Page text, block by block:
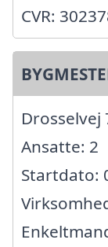
CVR:
Drosselvej
Ansatte: 2
Startdato: